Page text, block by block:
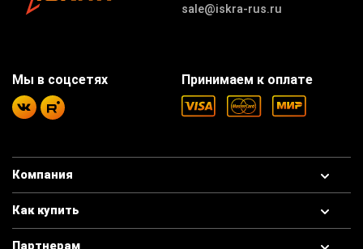
sale@iskra-rus.ru
Компания
Как купить
Принимаем к оплате
Мы в соцсетях